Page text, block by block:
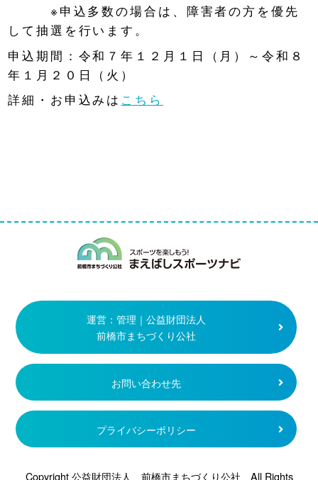
※申込多数の場合は、障害者の方を優先
して抽選を行います。
申込期間：令和７年１２月１日（月）～令和８
年１月２０日（火）
詳細・お申込みは こちら
運営：管理｜公益財団法人
前橋市まちづくり公社
お問い合わせ先
プライバシーポリシー
Copyright 公益財団法人 前橋市まちづくり公社 All Rights